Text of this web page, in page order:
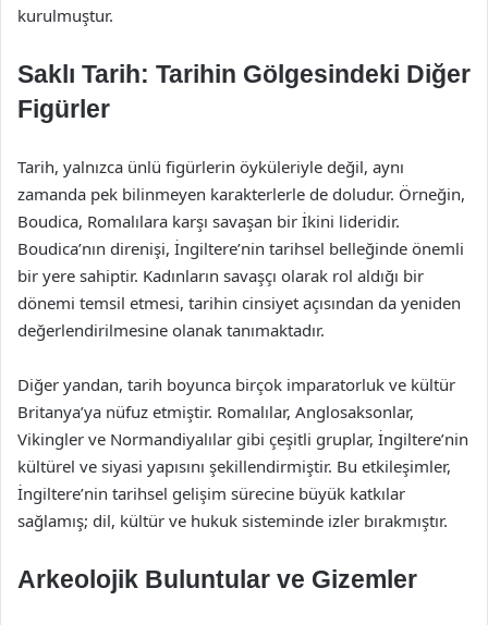
kurulmuştur.
Saklı Tarih: Tarihin Gölgesindeki Diğer
Figürler
Tarih, yalnızca ünlü figürlerin öyküleriyle değil, aynı
zamanda pek bilinmeyen karakterlerle de doludur. Örneğin,
Boudica, Romalılara karşı savaşan bir İkini lideridir.
Boudica’nın direnişi, İngiltere’nin tarihsel belleğinde önemli
bir yere sahiptir. Kadınların savaşçı olarak rol aldığı bir
dönemi temsil etmesi, tarihin cinsiyet açısından da yeniden
değerlendirilmesine olanak tanımaktadır.
Diğer yandan, tarih boyunca birçok imparatorluk ve kültür
Britanya’ya nüfuz etmiştir. Romalılar, Anglosaksonlar,
Vikingler ve Normandiyalılar gibi çeşitli gruplar, İngiltere’nin
kültürel ve siyasi yapısını şekillendirmiştir. Bu etkileşimler,
İngiltere’nin tarihsel gelişim sürecine büyük katkılar
sağlamış; dil, kültür ve hukuk sisteminde izler bırakmıştır.
Arkeolojik Buluntular ve Gizemler